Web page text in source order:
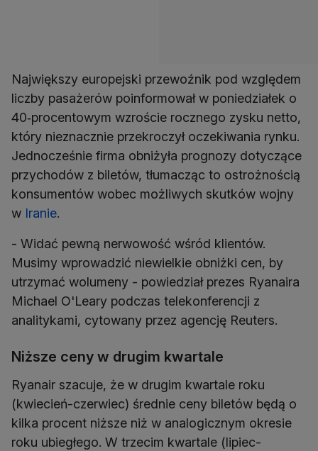
Największy europejski przewoźnik pod względem
liczby pasażerów poinformował w poniedziałek o
40‑procentowym wzroście rocznego zysku netto,
który nieznacznie przekroczył oczekiwania rynku.
Jednocześnie firma obniżyła prognozy dotyczące
przychodów z biletów, tłumacząc to ostrożnością
konsumentów wobec możliwych skutków wojny
w Iranie.
- Widać pewną nerwowość wśród klientów.
Musimy wprowadzić niewielkie obniżki cen, by
utrzymać wolumeny - powiedział prezes Ryanaira
Michael O'Leary podczas telekonferencji z
analitykami, cytowany przez agencję Reuters.
Niższe ceny w drugim kwartale
Ryanair szacuje, że w drugim kwartale roku
(kwiecień-czerwiec) średnie ceny biletów będą o
kilka procent niższe niż w analogicznym okresie
roku ubiegłego. W trzecim kwartale (lipiec-